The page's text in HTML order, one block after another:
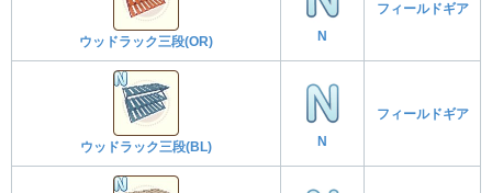
ウッドラック三段(OR) N
フィールドギア
ウッドラック三段(BL) N
フィールドギア